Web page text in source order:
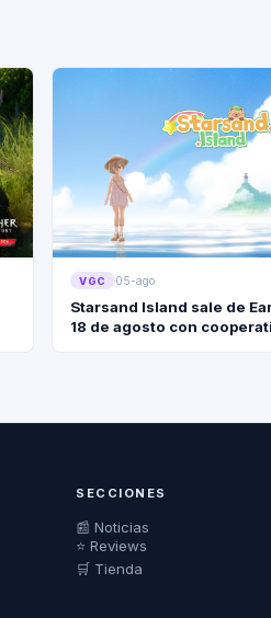
VGC 05-ago
Starsand Island sale de
18 de agosto con
SECCIONES
📰 Noticias
⭐ Reviews
🛒 Tienda